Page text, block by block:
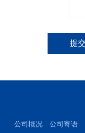
公司概况 公司寄语